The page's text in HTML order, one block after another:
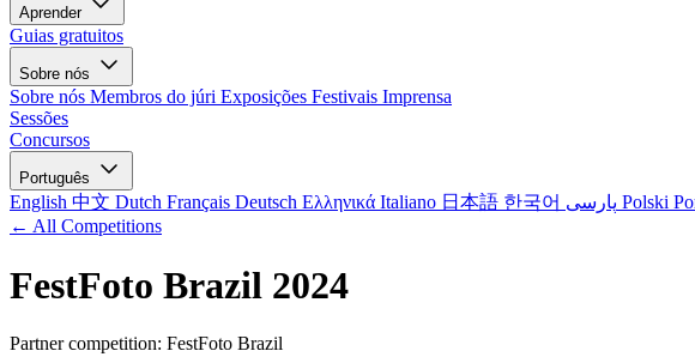
Aprender
Guias gratuitos
Sobre nós
Sobre nós Membros do júri Exposições Festivais Imprensa
Sessões
Concursos
Português
English 中文 Dutch Français Deutsch Ελληνικά Italiano 日本語 한국어 Polski
← All Competitions
FestFoto Brazil 2024
Partner competition: FestFoto Brazil